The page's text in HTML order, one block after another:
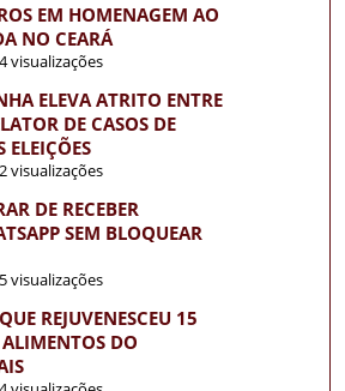
EM HOMENAGEM AO
NO CEARÁ
visualizações
ELEVA ATRITO ENTRE
DE CASOS DE
ELEIÇÕES
visualizações
DE RECEBER
SEM BLOQUEAR
visualizações
REJUVENESCEU 15
DO